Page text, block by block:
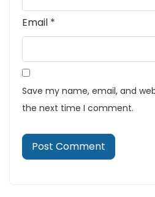
Email *
Save my name, email, and
the next time I comment.